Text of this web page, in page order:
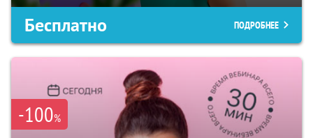
Бесплатно ПОДРОБНЕЕ
-100%